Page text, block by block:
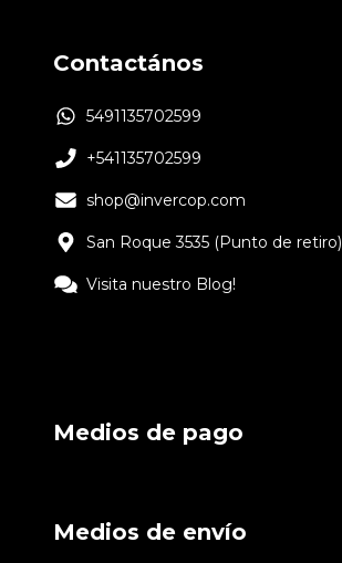
Contactános
5491135702599
+541135702599
shop@invercop.com
San Roque 3535 (Punto de retiro)
Visita nuestro Blog!
Medios de pago
Medios de envío